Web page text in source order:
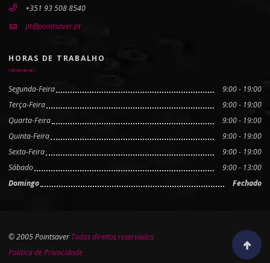
+351 93 508 8540
pt@pointsaver.pt
HORAS DE TRABALHO
Segunda-Feira
9:00 - 19:00
Terça-Feira
9:00 - 19:00
Quarta-Feira
9:00 - 19:00
Quinta-Feira
9:00 - 19:00
Sexta-Feira
9:00 - 19:00
Sábado
9:00 - 13:00
Domingo
Fechado
© 2005 Pointsaver Todos direitos reservados
Politica de Privacidade
Scroll